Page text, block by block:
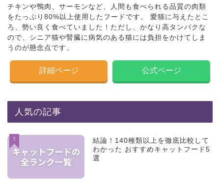
チキンや鴨肉、サーモンなど、人間も食べられる品質の肉類
をたっぷり80%以上使用したフードです。 愛猫に与えたとこ
ろ、勢い良く食べていました！ただし、かなり高タンパクな
ので、シニア猫や腎臓に病気のある猫には負担をかけてしま
うのが懸念点です。
詳細ページ 公式ページ
人気の記事
1
結論！140種類以上を徹底比較して
わかった おすすめキャットフード5
選